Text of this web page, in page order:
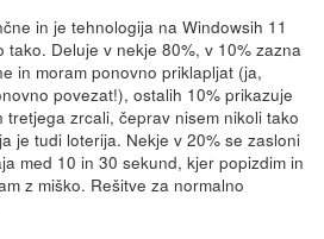
in je tehnologija na Windowsih 11
tako. Deluje v nekje 80%, v 10% zazna
in moram ponovno priklapljat (ja,
povezat!), ostalih 10% prikazuje
zrcali, čeprav nisem nikoli tako
je tudi loterija. Nekje v 20% se zasloni
med 10 in 30 sekund, kjer popizdim in
z miško. Rešitve za normalno